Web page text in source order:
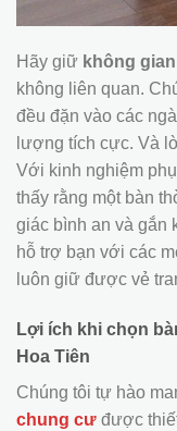
Hãy giữ không
không liên quan.
đều đặn vào các
lượng tích cực. Và
Với kinh nghiệm
thấy rằng một bàn
giác bình an và gắn
hỗ trợ bạn với các
luôn giữ được vẻ
Lợi ích khi chọn
Hoa Tiên
Chúng tôi tự hào
chung cư được